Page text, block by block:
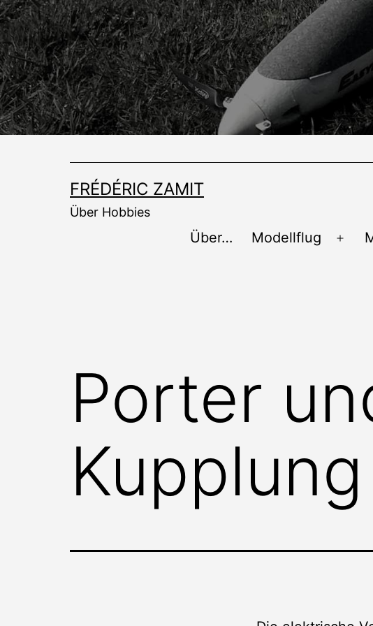
Zum
Inhalt
springen
FRÉDÉRIC ZAMIT
Über Hobbies
Über… Modellflug
Porter
Kupplung